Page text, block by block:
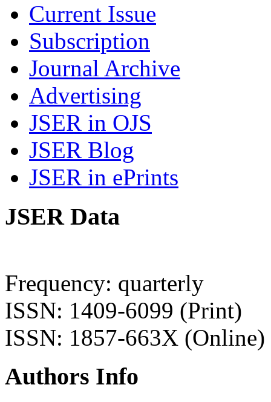
Current Issue
Subscription
Journal Archive
Advertising
JSER in OJS
JSER Blog
JSER in ePrints
JSER Data
Frequency: quarterly
ISSN: 1409-6099 (Print)
ISSN: 1857-663X (Online)
Authors Info